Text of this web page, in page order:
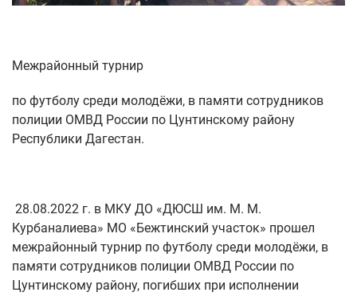
Межрайонный турнир
по футболу среди молодёжи, в памяти сотрудников
полиции ОМВД России по Цунтинскому району
Республики Дагестан.
28.08.2022 г. в МКУ ДО «ДЮСШ им. М. М.
Курбаналиева» МО «Бежтинский участок» прошел
межрайонный турнир по футболу среди молодёжи, в
памяти сотрудников полиции ОМВД России по
Цунтинскому району, погибших при исполнении